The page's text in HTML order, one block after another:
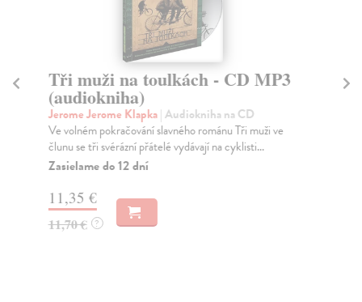
Tři muži na toulkách - CD MP3
(audiokniha)
Jerome Jerome Klapka| Audiokniha na CD
Ve volném pokračování slavného románu Tři muži ve
člunu se tři svérázní přátelé vydávají na cyklisti...
Zasielame do 12 dní
11,35 €
11,70 € ?